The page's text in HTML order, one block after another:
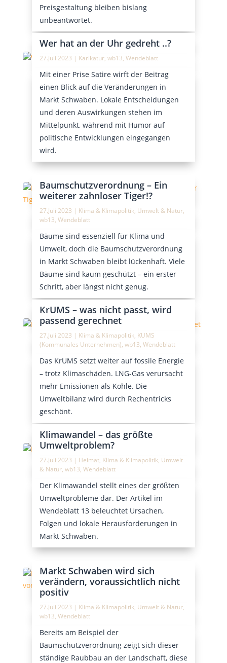
Preisgestaltung bleiben bislang
unbeantwortet.
Wer hat an der Uhr gedreht ..?
27.Juli 2023 | Karikatur, wb13, Wendeblatt
Mit einer Prise Satire wirft der Beitrag
einen Blick auf die Veränderungen in
Markt Schwaben. Lokale Entscheidungen
und deren Auswirkungen stehen im
Mittelpunkt, während mit Humor auf
politische Entwicklungen eingegangen
wird.
Baumschutzverordnung – Ein
weiterer zahnloser Tiger!?
27.Juli 2023 | Klima & Klimapolitik, Umwelt & Natur,
wb13, Wendeblatt
Bäume sind essenziell für Klima und
Umwelt, doch die Baumschutzverordnung
in Markt Schwaben bleibt lückenhaft. Viele
Bäume sind kaum geschützt – ein erster
Schritt, aber längst nicht genug.
KrUMS – was nicht passt, wird
passend gerechnet
27.Juli 2023 | Klima & Klimapolitik, KUMS
(Kommunales Unternehmen), wb13, Wendeblatt
Das KrUMS setzt weiter auf fossile Energie
– trotz Klimaschäden. LNG-Gas verursacht
mehr Emissionen als Kohle. Die
Umweltbilanz wird durch Rechentricks
geschönt.
Klimawandel – das größte
Umweltproblem?
27.Juli 2023 | Heimat, Klima & Klimapolitik, Umwelt
& Natur, wb13, Wendeblatt
Der Klimawandel stellt eines der größten
Umweltprobleme dar. Der Artikel im
Wendeblatt 13 beleuchtet Ursachen,
Folgen und lokale Herausforderungen in
Markt Schwaben.
Markt Schwaben wird sich
verändern, voraussichtlich nicht
positiv
27.Juli 2023 | Klima & Klimapolitik, Umwelt & Natur,
wb13, Wendeblatt
Bereits am Beispiel der
Baumschutzverordnung zeigt sich dieser
ständige Raubbau an der Landschaft, diese